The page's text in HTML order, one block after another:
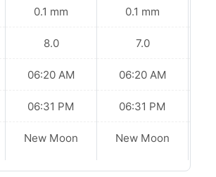
0.1 mm
8.0
06:20 AM
06:31 PM
New Moon
0.1 mm
7.0
06:20 AM
06:31 PM
New Moon